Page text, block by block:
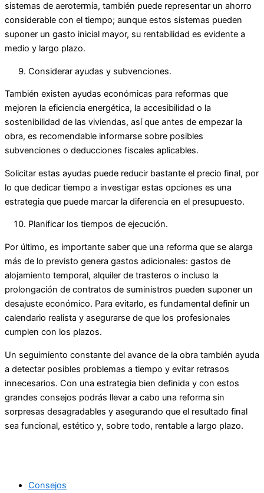
sistemas de aerotermia, también puede representar un ahorro
considerable con el tiempo; aunque estos sistemas pueden
suponer un gasto inicial mayor, su rentabilidad es evidente a
medio y largo plazo.
Considerar ayudas y subvenciones.
También existen ayudas económicas para reformas que
mejoren la eficiencia energética, la accesibilidad o la
sostenibilidad de las viviendas, así que antes de empezar la
obra, es recomendable informarse sobre posibles
subvenciones o deducciones fiscales aplicables.
Solicitar estas ayudas puede reducir bastante el precio final, por
lo que dedicar tiempo a investigar estas opciones es una
estrategia que puede marcar la diferencia en el presupuesto.
Planificar los tiempos de ejecución.
Por último, es importante saber que una reforma que se alarga
más de lo previsto genera gastos adicionales: gastos de
alojamiento temporal, alquiler de trasteros o incluso la
prolongación de contratos de suministros pueden suponer un
desajuste económico. Para evitarlo, es fundamental definir un
calendario realista y asegurarse de que los profesionales
cumplen con los plazos.
Un seguimiento constante del avance de la obra también ayuda
a detectar posibles problemas a tiempo y evitar retrasos
innecesarios. Con una estrategia bien definida y con estos
grandes consejos podrás llevar a cabo una reforma sin
sorpresas desagradables y asegurando que el resultado final
sea funcional, estético y, sobre todo, rentable a largo plazo.
Consejos